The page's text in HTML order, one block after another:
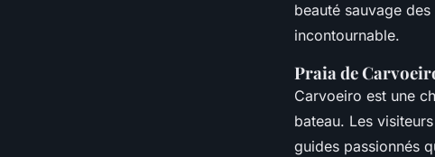
beauté sauvage
incontournable.
Praia de
Carvoeiro est une
bateau. Les
guides passionnés